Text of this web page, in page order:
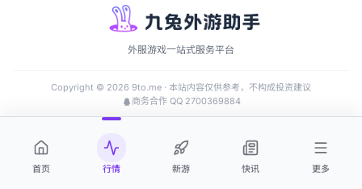
外服游戏一站式服务平台
Copyright © 2026 9to.me · 本站内容仅供参考，不构成投资建议
商务合作 QQ 2700369884
首页 行情 新游 快讯 更多